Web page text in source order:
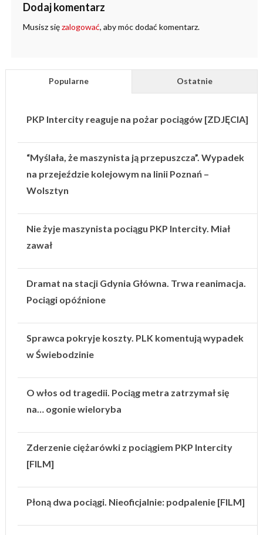
Dodaj komentarz
Musisz sięzalogować, aby móc dodać komentarz.
Popularne Ostatnie
PKP Intercity reaguje na pożar pociągów [ZDJĘCIA]
“Myślała, że maszynista ją przepuszcza”. Wypadek
na przejeździe kolejowym na linii Poznań –
Wolsztyn
Nie żyje maszynista pociągu PKP Intercity. Miał
zawał
Dramat na stacji Gdynia Główna. Trwa reanimacja.
Pociągi opóźnione
Sprawca pokryje koszty. PLK komentują wypadek
w Świebodzinie
O włos od tragedii. Pociąg metra zatrzymał się
na… ogonie wieloryba
Zderzenie ciężarówki z pociągiem PKP Intercity
[FILM]
Płoną dwa pociągi. Nieoficjalnie: podpalenie [FILM]